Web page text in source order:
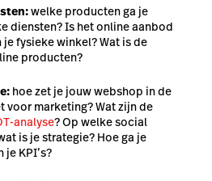
welke producten ga je
diensten? Is het online aanbod
fysieke winkel? Wat is de
producten?
hoe zet je jouw webshop in de
voor marketing? Wat zijn de
analyse? Op welke social
is je strategie? Hoe ga je
je KPI’s?